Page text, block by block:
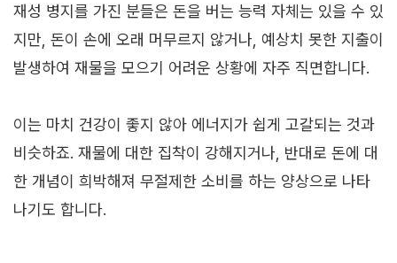
재성 병지를 가진 분들은 돈을 버는 능력 자체는 있을 수 있
지만, 돈이 손에 오래 머무르지 않거나, 예상치 못한 지출이
발생하여 재물을 모으기 어려운 상황에 자주 직면합니다.
이는 마치 건강이 좋지 않아 에너지가 쉽게 고갈되는 것과
비슷하죠. 재물에 대한 집착이 강해지거나, 반대로 돈에 대
한 개념이 희박해져 무절제한 소비를 하는 양상으로 나타
나기도 합니다.